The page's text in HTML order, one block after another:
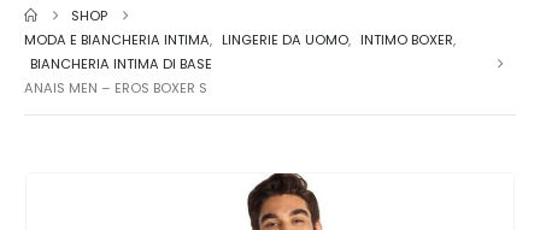
SHOP
MODA E BIANCHERIA INTIMA, LINGERIE DA UOMO, INTIMO BOXER,
BIANCHERIA INTIMA DI BASE
ANAIS MEN – EROS BOXER S